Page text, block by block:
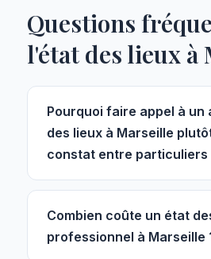
Questions
l'état des lieux à
Pourquoi faire appel à
des lieux à Marseille
constat entre particuliers
Combien coûte un état
professionnel à Marseille